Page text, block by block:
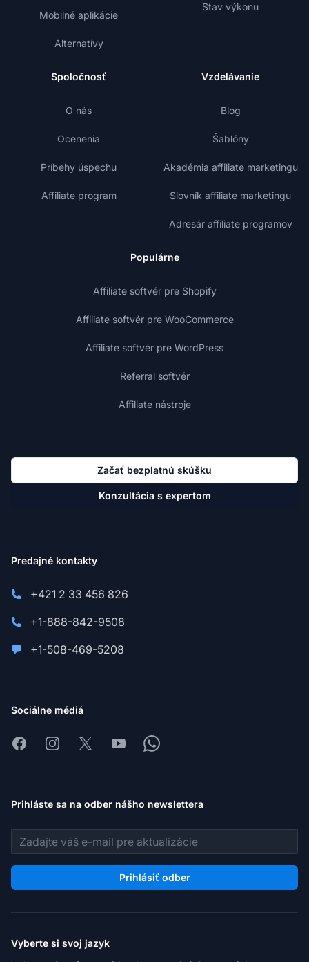
Mobilné aplikácie
Alternatívy
Stav výkonu
Spoločnosť
O nás
Ocenenia
Príbehy úspechu
Affiliate program
Vzdelávanie
Blog
Šablóny
Akadémia affiliate marketingu
Slovník affiliate marketingu
Adresár affiliate programov
Populárne
Affiliate softvér pre Shopify
Affiliate softvér pre WooCommerce
Affiliate softvér pre WordPress
Referral softvér
Affiliate nástroje
Začať bezplatnú skúšku
Konzultácia s expertom
Predajné kontakty
+421 2 33 456 826
+1-888-842-9508
+1-508-469-5208
Sociálne médiá
FacebookInstagram
X YoutubeWhatsapp
Prihláste sa na odber nášho newslettera
E-mailová adresa
Prihlásiť odber
Vyberte si svoj jazyk